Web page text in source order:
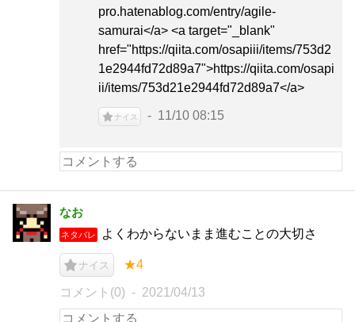
pro.hatenablog.com/entry/agile-
samurai</a> <a target="_blank"
href="https://qiita.com/osapiii/items/753d2
1e2944fd72d89a7">https://qiita.com/osapi
ii/items/753d21e2944fd72d89a7</a>
ナイス 11/10 08:15
なお
ネタバレ よくわからないまま進むことの大切さ
ナイス ★4
コメント(0) 2021/04/13